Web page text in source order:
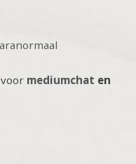
mediumchat en